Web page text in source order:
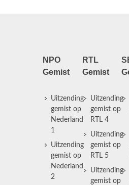
NPO
Gemist
Uitzending
gemist op
Nederland
1
Uitzending
gemist op
Nederland
2
RTL
Gemist
Uitzending
gemist op
RTL 4
Uitzending
gemist op
RTL 5
Uitzending
gemist op